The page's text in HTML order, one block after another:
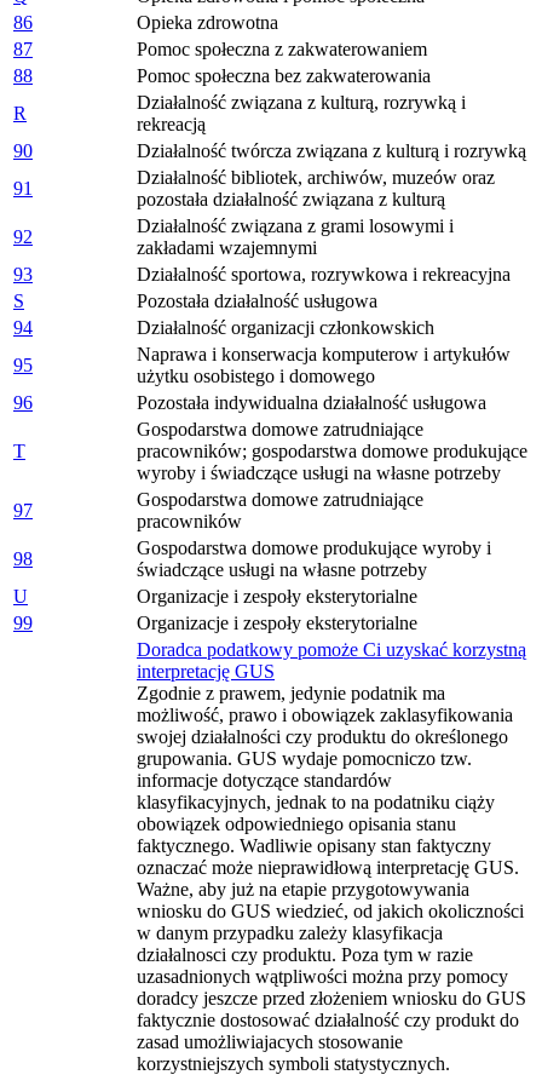
86
Opieka zdrowotna
87
Pomoc społeczna z zakwaterowaniem
88
Pomoc społeczna bez zakwaterowania
R
Działalność związana z kulturą, rozrywką i
rekreacją
90
Działalność twórcza związana z kulturą i rozrywką
91
Działalność bibliotek, archiwów, muzeów oraz
pozostała działalność związana z kulturą
92
Działalność związana z grami losowymi i
zakładami wzajemnymi
93
Działalność sportowa, rozrywkowa i rekreacyjna
S
Pozostała działalność usługowa
94
Działalność organizacji członkowskich
95
Naprawa i konserwacja komputerow i artykułów
użytku osobistego i domowego
96
Pozostała indywidualna działalność usługowa
T
Gospodarstwa domowe zatrudniające
pracowników; gospodarstwa domowe produkujące
wyroby i świadczące usługi na własne potrzeby
97
Gospodarstwa domowe zatrudniające
pracowników
98
Gospodarstwa domowe produkujące wyroby i
świadczące usługi na własne potrzeby
U
Organizacje i zespoły eksterytorialne
99
Organizacje i zespoły eksterytorialne
Doradca podatkowy pomoże Ci uzyskać korzystną
interpretację GUS
Zgodnie z prawem, jedynie podatnik ma
możliwość, prawo i obowiązek zaklasyfikowania
swojej działalności czy produktu do określonego
grupowania. GUS wydaje pomocniczo tzw.
informacje dotyczące standardów
klasyfikacyjnych, jednak to na podatniku ciąży
obowiązek odpowiedniego opisania stanu
faktycznego. Wadliwie opisany stan faktyczny
oznaczać może nieprawidłową interpretację GUS.
Ważne, aby już na etapie przygotowywania
wniosku do GUS wiedzieć, od jakich okoliczności
w danym przypadku zależy klasyfikacja
działalnosci czy produktu. Poza tym w razie
uzasadnionych wątpliwości można przy pomocy
doradcy jeszcze przed złożeniem wniosku do GUS
faktycznie dostosować działalność czy produkt do
zasad umożliwiajacych stosowanie
korzystniejszych symboli statystycznych.